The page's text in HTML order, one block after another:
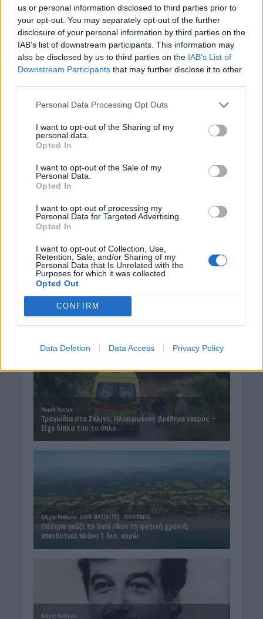
us or personal information disclosed to third parties prior to
your opt-out. You may separately opt-out of the further
disclosure of your personal information by third parties on the
IAB’s list of downstream participants. This information may
also be disclosed by us to third parties on the IAB’s List of
Downstream Participants that may further disclose it to other
Personal Data Processing Opt Outs
I want to opt-out of the Sharing of my
personal data.
Opted In
I want to opt-out of the Sale of my
Personal Data.
Opted In
I want to opt-out of processing my
Personal Data for Targeted Advertising.
Opted In
I want to opt-out of Collection, Use,
Retention, Sale, and/or Sharing of my
Personal Data that Is Unrelated with the
Purposes for which it was collected.
Opted Out
CONFIRM
Data Deletion Data Access Privacy Policy
ΚΡΗΤΗ • ΜΑΤΙΕΣ ΣΤΟ ΠΑΡΕΛΘΟΝ
43 χρόνια από τη μέρα που ο
Παπαδόσηφος εκτέλεσε μέσα στο
δικαστήριο τον φονιά του γιου του
(ΒΙΝΤΕΟ)
Δημοφιλή αυτή την εβδομάδα